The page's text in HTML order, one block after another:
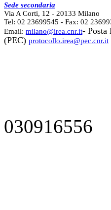
Sede secondaria
Via A Corti, 12 - 20133 Milano
Tel: 02 23699545 - Fax: 02
Email: milano@irea.cnr.it- Posta
(PEC) protocollo.irea@pec.cnr.it
030916556